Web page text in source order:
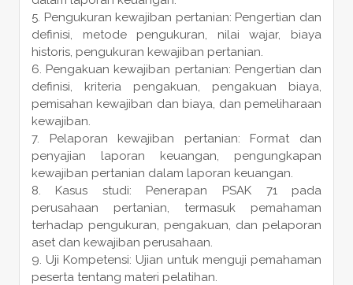
Pengukuran kewajiban pertanian: Pengertian dan
definisi, metode pengukuran, nilai wajar, biaya
historis, pengukuran kewajiban pertanian.
Pengakuan kewajiban pertanian: Pengertian dan
definisi, kriteria pengakuan, pengakuan biaya,
pemisahan kewajiban dan biaya, dan pemeliharaan
kewajiban.
Pelaporan kewajiban pertanian: Format dan
penyajian laporan keuangan, pengungkapan
kewajiban pertanian dalam laporan keuangan.
Kasus studi: Penerapan PSAK 71 pada
perusahaan pertanian, termasuk pemahaman
terhadap pengukuran, pengakuan, dan pelaporan
aset dan kewajiban perusahaan.
Uji Kompetensi: Ujian untuk menguji pemahaman
peserta tentang materi pelatihan.